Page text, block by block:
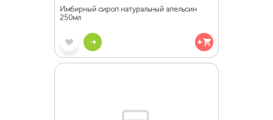
Имбирный сироп натуральный апельсин
250мл